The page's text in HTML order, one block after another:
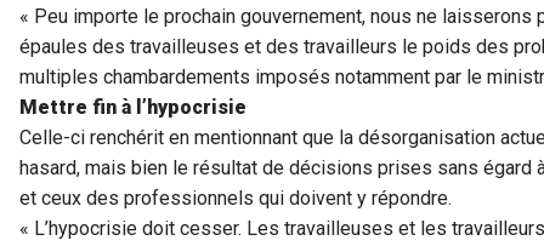
« Peu importe le prochain gouvernement, nous ne
épaules des travailleuses et des travailleurs le poids des
multiples chambardements imposés notamment par le
Mettre fin à l’hypocrisie
Celle-ci renchérit en mentionnant que la désorganisation
hasard, mais bien le résultat de décisions prises sans
et ceux des professionnels qui doivent y répondre.
« L’hypocrisie doit cesser. Les travailleuses et les